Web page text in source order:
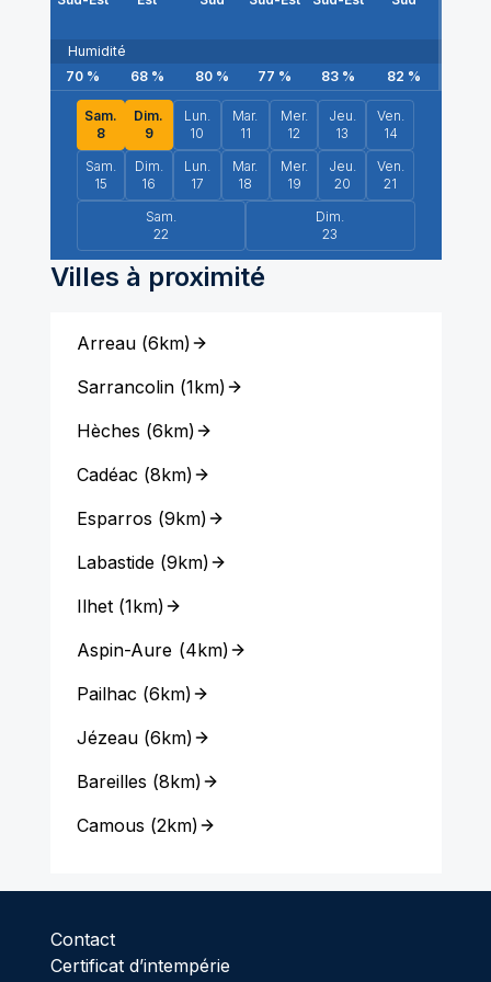
Humidité
70% 68% 80% 77 % 83% 82 %
Sam.
8
Dim.
9
Lun.
10
Mar.
11
Mer.
12
Jeu.
13
Ven.
14
Sam.
15
Dim.
16
Lun.
17
Mar.
18
Mer.
19
Jeu.
20
Ven.
21
Sam.
22
Dim.
23
Villes à proximité
Arreau(6km)
Sarrancolin(1km)
Hèches (6km)
Cadéac (8km)
Esparros (9km)
Labastide(9km)
Ilhet(1km)
Aspin-Aure (4km)
Pailhac (6km)
Jézeau(6km)
Bareilles (8km)
Camous (2km)
Contact
Certificat d’intempérie